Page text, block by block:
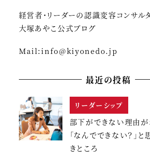
経営者・リーダーの認識変容コンサル
大塚あやこ公式ブログ
Mail:info@kiyonedo.jp
最近の投稿
リーダーシップ
部下ができない理由が
「なんでできない？」
きところ